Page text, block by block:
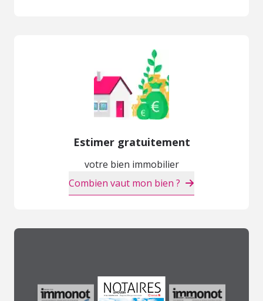
Estimer gratuitement
votre bien immobilier
Combien vaut mon bien ?